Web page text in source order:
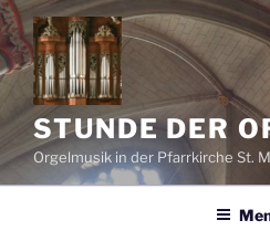
Zum
Inhalt
springen
STUNDE DER
Orgelmusik in der Pfarrkirche St.